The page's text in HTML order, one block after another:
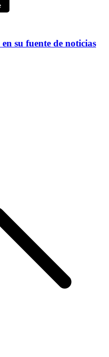
en su fuente de noticias